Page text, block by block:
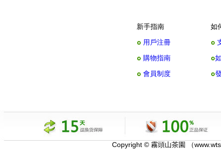
新手指南
用戶注冊
購物指南
會員制度
如
Copyright © 霧頭山茶園 （